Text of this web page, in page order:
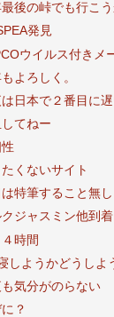
後の峠でも行こ
発見
ウイルス付きメ
よろしく。
日本で２番目に
てねー
くないサイト
特筆すること無し
クジャスミン他到着
時間
しようかどうしよ
気分がのらない
？